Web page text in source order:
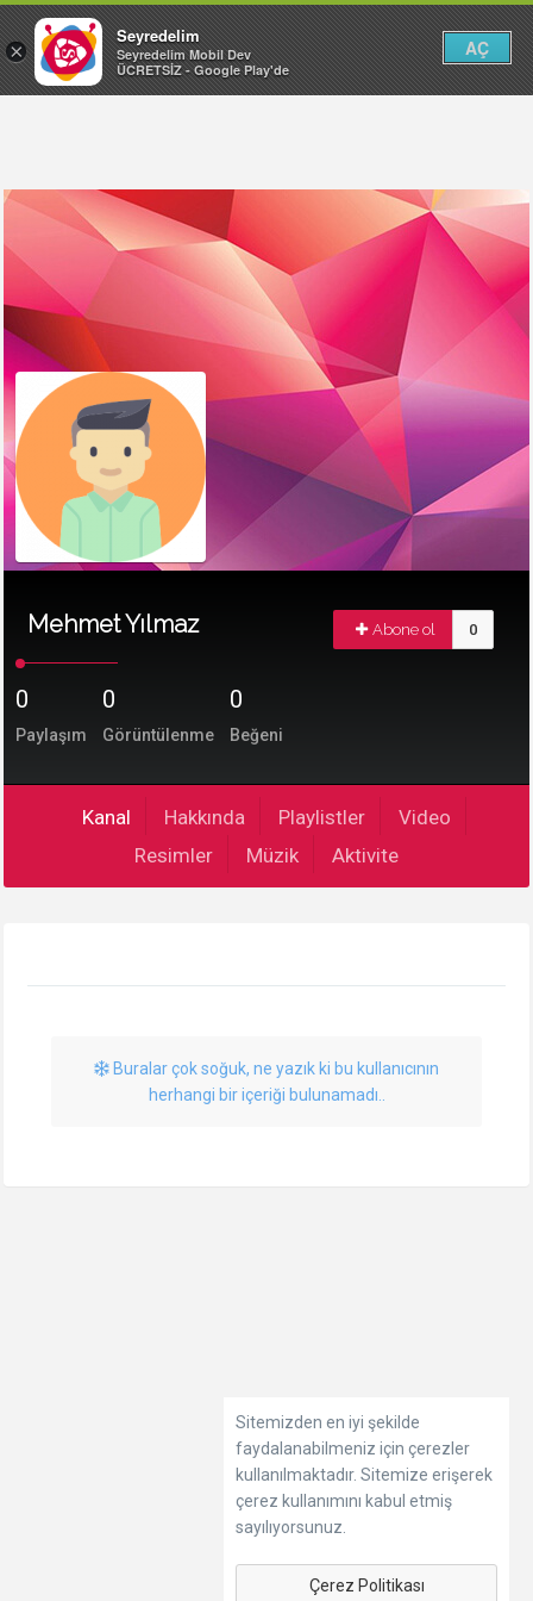
Mehmet Yılmaz Abone ol 0
0
Paylaşım
0
Görüntülenme
0
Beğeni
Kanal Hakkında Playlistler
Video
Resimler
Müzik Aktivite
Buralar çok soğuk, ne yazık ki bu kullanıcının
herhangi bir içeriği bulunamadı..
Sitemizden en iyi şekilde
faydalanabilmeniz için çerezler
kullanılmaktadır. Sitemize erişerek
çerez kullanımını kabul etmiş
sayılıyorsunuz.
Çerez Politikası
×
Seyredelim
Seyredelim Mobil Dev
ÜCRETSİZ - Google Play'de
AÇ